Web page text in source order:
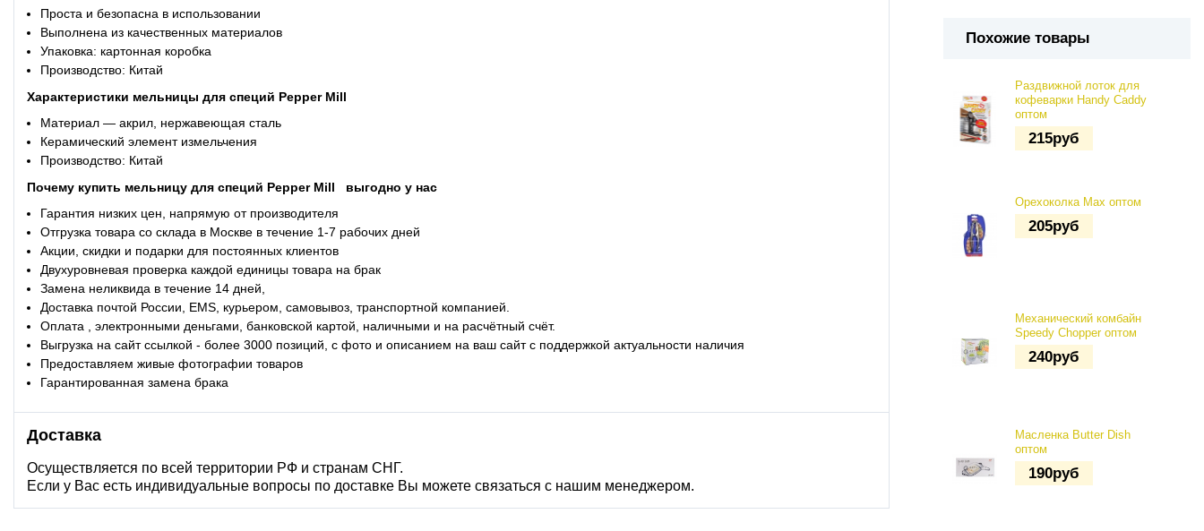
Проста и безопасна в использовании
Выполнена из качественных материалов
Упаковка: картонная коробка
Производство: Китай
Характеристики мельницы для специй Pepper Mill
Материал — акрил, нержавеющая сталь
Керамический элемент измельчения
Производство: Китай
Почему купить мельницу для специй Pepper Mill
выгодно у нас
Гарантия низких цен, напрямую от производителя
Отгрузка товара со склада в Москве в течение 1-7 рабочих дней
Акции, скидки и подарки для постоянных клиентов
Двухуровневая проверка каждой единицы товара на брак
Замена неликвида в течение 14 дней,
Доставка почтой России, EMS, курьером, самовывоз, транспортной компанией.
Оплата , электронными деньгами, банковской картой, наличными и на расчётный счёт.
Выгрузка на сайт ссылкой - более 3000 позиций, с фото и описанием на ваш сайт с поддержкой актуальности наличия
Предоставляем живые фотографии товаров
Гарантированная замена брака
Доставка
Осуществляется по всей территории РФ и странам СНГ.
Если у Вас есть индивидуальные вопросы по доставке Вы можете связаться с нашим менеджером.
Похожие товары
Раздвижной лоток для
кофеварки Handy Caddy
оптом
215руб
Орехоколка Max оптом
205руб
Механический комбайн
Speedy Chopper оптом
240руб
Маслeнка Butter Dish
оптом
190руб